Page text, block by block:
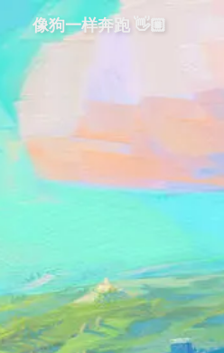
像狗一样奔跑 👋🏼